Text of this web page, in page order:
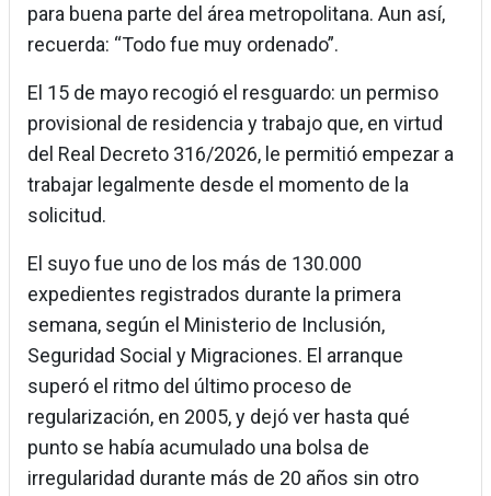
para buena parte del área metropolitana. Aun así,
recuerda: “Todo fue muy ordenado”.
El 15 de mayo recogió el resguardo: un permiso
provisional de residencia y trabajo que, en virtud
del Real Decreto 316/2026, le permitió empezar a
trabajar legalmente desde el momento de la
solicitud.
El suyo fue uno de los más de 130.000
expedientes registrados durante la primera
semana, según el Ministerio de Inclusión,
Seguridad Social y Migraciones. El arranque
superó el ritmo del último proceso de
regularización, en 2005, y dejó ver hasta qué
punto se había acumulado una bolsa de
irregularidad durante más de 20 años sin otro